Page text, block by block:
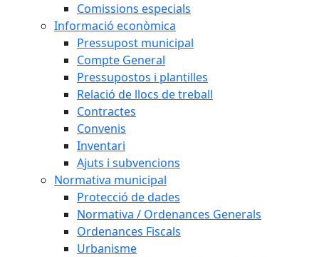
Comissions especials
Informació econòmica
Pressupost municipal
Compte General
Pressupostos i plantilles
Relació de llocs de treball
Contractes
Convenis
Inventari
Ajuts i subvencions
Normativa municipal
Protecció de dades
Normativa / Ordenances Generals
Ordenances Fiscals
Urbanisme